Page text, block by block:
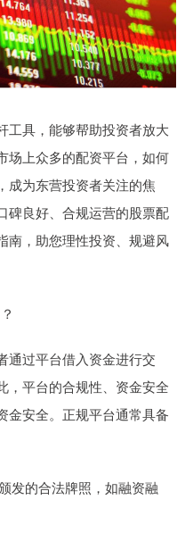
工具，能够帮助投资者放大
场上众多的配资平台，如何
成为东营投资者关注的焦
碑良好、合规运营的股票配
南，助您理性投资、规避风
通过平台借入资金进行交
，平台的合规性、资金安全
金安全。正规平台通常具备
发的合法牌照，如融资融